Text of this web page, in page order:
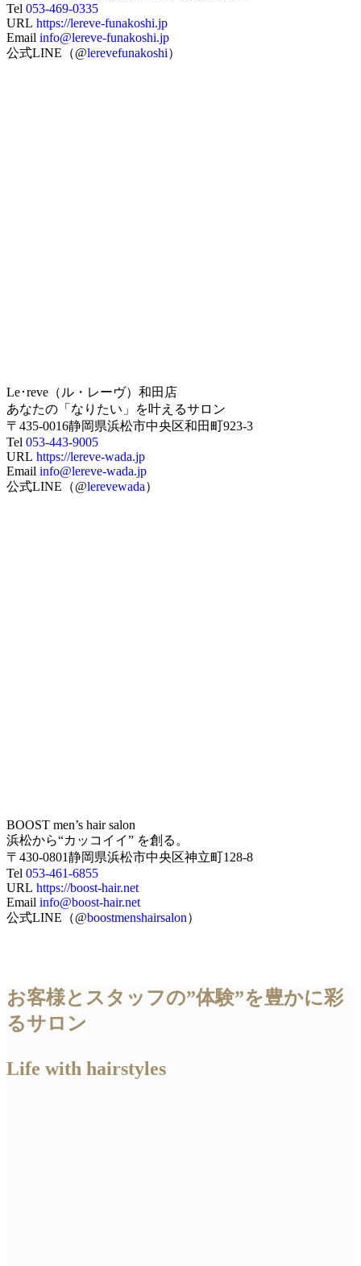
Tel 053-469-0335
URL https://lereve-funakoshi.jp
Email info@lereve-funakoshi.jp
公式LINE（@lerevefunakoshi）
Le･reve（ル・レーヴ）和田店
あなたの「なりたい」を叶えるサロン
〒435-0016静岡県浜松市中央区和田町923-3
Tel 053-443-9005
URL https://lereve-wada.jp
Email info@lereve-wada.jp
公式LINE（@lerevewada）
BOOST men’s hair salon
浜松から“カッコイイ” を創る。
〒430-0801静岡県浜松市中央区神立町128-8
Tel 053-461-6855
URL https://boost-hair.net
Email info@boost-hair.net
公式LINE（@boostmenshairsalon）
お客様とスタッフの”体験”を豊かに彩
るサロン
Life with hairstyles